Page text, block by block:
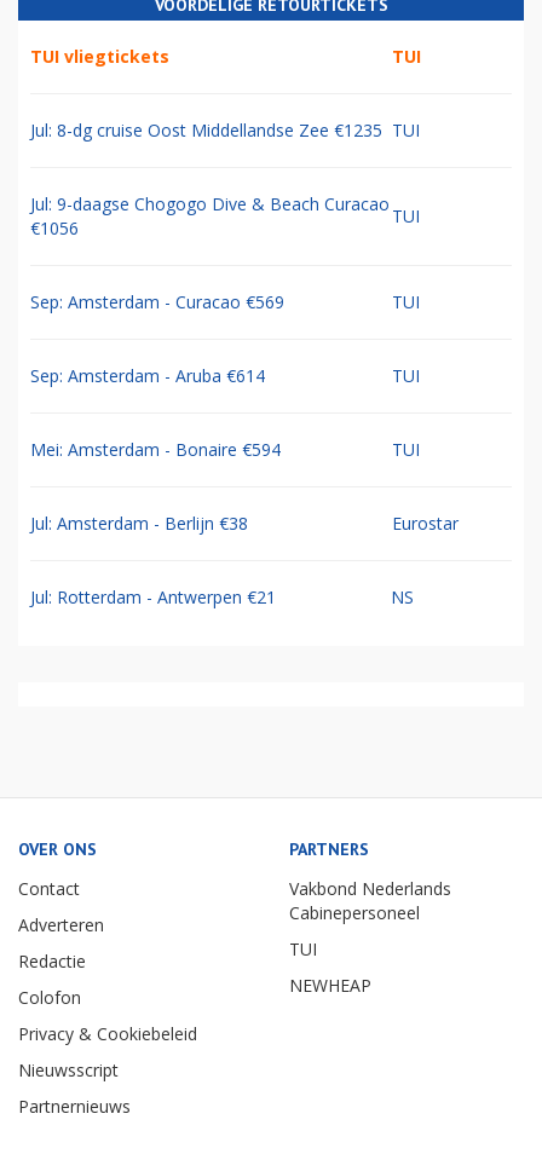
VOORDELIGE RETOURTICKETS
TUI vliegtickets TUI
Jul: 8-dg cruise Oost Middellandse Zee €1235 TUI
Jul: 9-daagse Chogogo Dive & Beach Curacao
€1056
TUI
Sep: Amsterdam - Curacao €569 TUI
Sep: Amsterdam - Aruba €614 TUI
Mei: Amsterdam - Bonaire €594 TUI
Jul: Amsterdam - Berlijn €38 Eurostar
Jul: Rotterdam - Antwerpen €21 NS
OVER ONS
Contact
Adverteren
Redactie
Colofon
Privacy & Cookiebeleid
Nieuwsscript
Partnernieuws
PARTNERS
Vakbond Nederlands
Cabinepersoneel
TUI
NEWHEAP